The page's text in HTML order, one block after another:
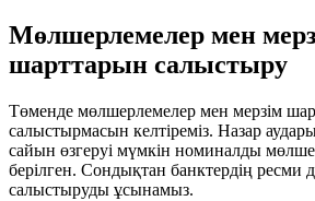
Мөлшерлемелер мен
шарттарын салыстыру
Төменде мөлшерлемелер мен мерзім
салыстырмасын келтіреміз. Назар
сайын өзгеруі мүмкін номиналды
берілген. Сондықтан банктердің ресми
салыстыруды ұсынамыз.